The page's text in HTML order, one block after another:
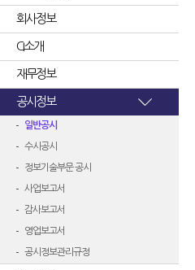
회사정보
CI소개
재무정보
공시정보
일반공시
수시공시
정보기술부문 공시
사업보고서
감사보고서
영업보고서
공시정보관리규정